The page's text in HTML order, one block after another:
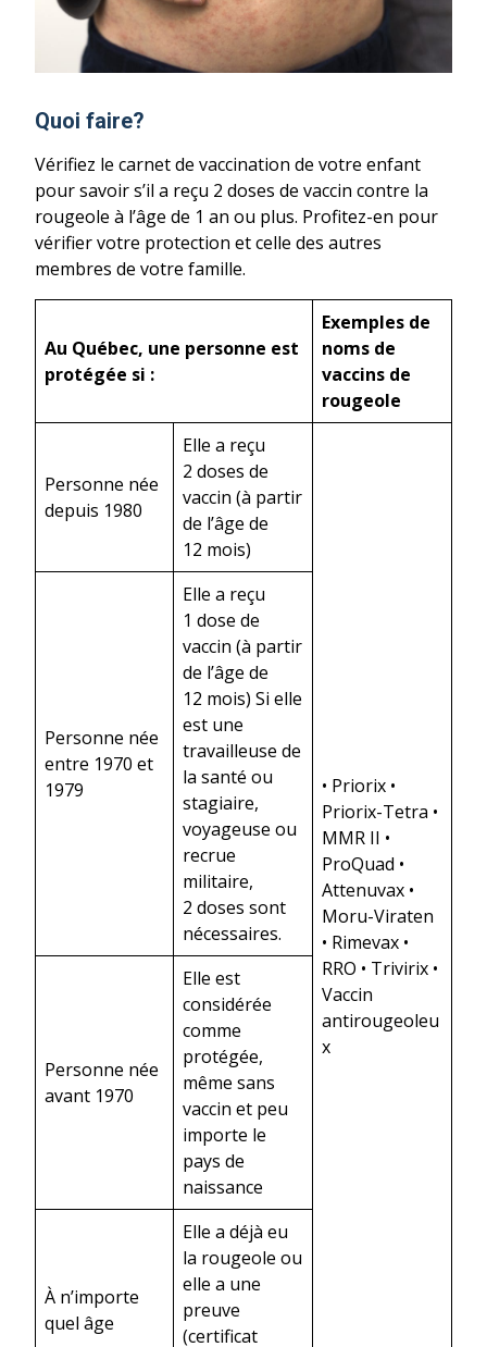
Quoi faire?
Vérifiez le carnet de vaccination de votre enfant
pour savoir s’il a reçu 2 doses de vaccin contre la
rougeole à l’âge de 1 an ou plus. Profitez-en pour
vérifier votre protection et celle des autres
membres de votre famille.
Au Québec, une personne est
protégée si :
Exemples de
noms de
vaccins de
rougeole
Personne née
depuis 1980
Elle a reçu
2 doses de
vaccin (à partir
de l’âge de
12 mois)
• Priorix •
Priorix-Tetra •
MMR II •
ProQuad •
Attenuvax •
Moru-Viraten
• Rimevax •
RRO • Trivirix •
Vaccin
antirougeoleu
x
Personne née
entre 1970 et
1979
Elle a reçu
1 dose de
vaccin (à partir
de l’âge de
12 mois) Si elle
est une
travailleuse de
la santé ou
stagiaire,
voyageuse ou
recrue
militaire,
2 doses sont
nécessaires.
Personne née
avant 1970
Elle est
considérée
comme
protégée,
même sans
vaccin et peu
importe le
pays de
naissance
À n’importe
quel âge
Elle a déjà eu
la rougeole ou
elle a une
preuve
(certificat